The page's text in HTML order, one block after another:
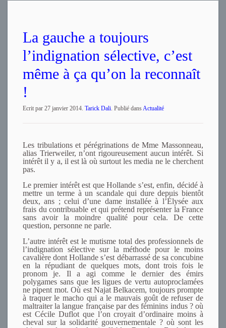
La gauche a toujours
l’indignation sélective, c’est
même à ça qu’on la reconnaît
!
Ecrit par 27 janvier 2014. Tarick Dali. Publié dansActualité
Les tribulations et pérégrinations de Mme Massonneau,
alias Trierweiler, n’ont rigoureusement aucun intérêt. Si
intérêt il y a, il est là où surtout les media ne le cherchent
pas.
Le premier intérêt est que Hollande s’est, enfin, décidé à
mettre un terme à un scandale qui dure depuis bientôt
deux, ans ; celui d’une dame installée à l’Élysée aux
frais du contribuable et qui prétend représenter la France
sans avoir la moindre qualité pour cela. De cette
question, personne ne parle.
L’autre intérêt est le mutisme total des professionnels de
l’indignation sélective sur la méthode pour le moins
cavalière dont Hollande s’est débarrassé de sa concubine
en la répudiant de quelques mots, dont trois fois le
pronom je. Il a agi comme le dernier des émirs
polygames sans que les ligues de vertu autoproclamées
ne pipent mot. Où est Najat Belkacem, toujours prompte
à traquer le macho qui a le mauvais goût de refuser de
maltraiter la langue française par des féminins indus ? où
est Cécile Duflot que l’on croyait d’ordinaire moins à
cheval sur la solidarité gouvernementale ? où sont les